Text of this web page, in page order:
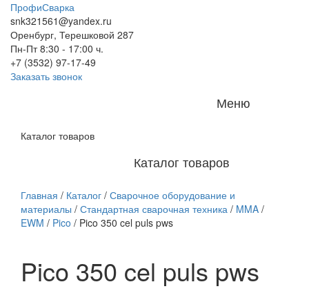
ПрофиСварка
snk321561@yandex.ru
Оренбург, Терешковой 287
Пн-Пт 8:30 - 17:00 ч.
+7 (3532) 97-17-49
Заказать звонок
Меню
Каталог товаров
Каталог товаров
Главная / Каталог / Сварочное оборудование и
материалы / Стандартная сварочная техника / MMA /
EWM / Pico / Pico 350 cel puls pws
Pico 350 cel puls pws